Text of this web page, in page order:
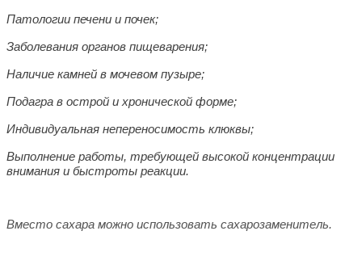
Патологии печени и почек;
Заболевания органов пищеварения;
Наличие камней в мочевом пузыре;
Подагра в острой и хронической форме;
Индивидуальная непереносимость клюквы;
Выполнение работы, требующей высокой концентрации
внимания и быстроты реакции.
Вместо сахара можно использовать сахарозаменитель.